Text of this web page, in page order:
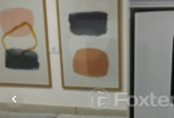
Apartamento • Palazzo Ezequiel
Rua Ezequiel Freire
Santana
Cód.954105